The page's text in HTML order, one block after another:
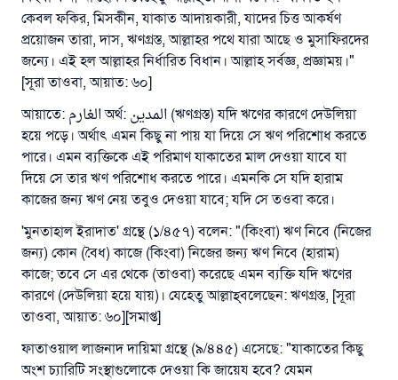
কেবল ফকির, মিসকীন, যাকাত আদায়কারী, যাদের চিত্ত আকর্ষণ
প্রয়োজন তারা, দাস, ঋণগ্রস্ত, আল্লাহর পথে যারা আছে ও মুসাফিরদের
জন্যে। এই হল আল্লাহর নির্ধারিত বিধান। আল্লাহ সর্বজ্ঞ, প্রজ্ঞাময়।"
[সূরা তাওবা, আয়াত: ৬০]
আয়াতে: الغارم অর্থ: المدين (ঋণগ্রস্ত) যদি ঋণের কারণে দেউলিয়া
হয়ে পড়ে। অর্থাৎ এমন কিছু না পায় যা দিয়ে সে ঋণ পরিশোধ করতে
পারে। এমন ব্যক্তিকে এই পরিমাণ যাকাতের মাল দেওয়া যাবে যা
দিয়ে সে তার ঋণ পরিশোধ করতে পারে। এমনকি সে যদি হারাম
কাজের জন্য ঋণ নেয় তবুও দেওয়া যাবে; যদি সে তওবা করে।
'মুনতাহাল ইরাদাত' গ্রন্থে (১/৪৫৭) বলেন: "(কিংবা) ঋণ নিবে (নিজের
জন্য) কোন (বৈধ) কাজে (কিংবা) নিজের জন্য ঋণ নিবে (হারাম)
কাজে; তবে সে এর থেকে (তাওবা) করেছে এমন ব্যক্তি যদি ঋণের
কারণে (দেউলিয়া হয়ে যায়)। যেহেতু আল্লাহ্‌বলেছেন: ঋণগ্রস্ত, [সূরা
তাওবা, আয়াত: ৬০][সমাপ্ত]
ফাতাওয়াল লাজনাদ দায়িমা গ্রন্থে (৯/৪৪৫) এসেছে: "যাকাতের কিছু
অংশ চ্যারিটি সংস্থাগুলোকে দেওয়া কি জায়েয হবে? যেমন